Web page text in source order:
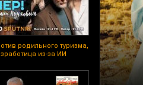
родильного туризма,
из-за ИИ